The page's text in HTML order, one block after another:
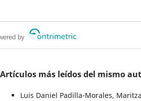
by
Artículos más leídos del mismo
Luis Daniel Padilla-Morales,